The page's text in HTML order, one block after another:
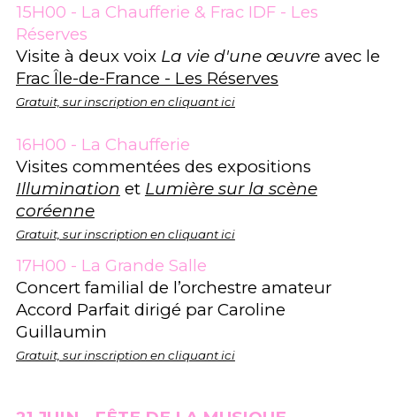
15H00 - La Chaufferie & Frac IDF - Les
Réserves
Visite à deux voix La vie d'une œuvreavec le
Frac Île-de-France - Les Réserves
Gratuit, sur inscription en cliquant ici
16H00 - La Chaufferie
Visites commentées des expositions
Illumination et Lumière sur la scène
coréenne
Gratuit, sur inscription en cliquant ici
17H00 - La Grande Salle
Concert familial de l’orchestre amateur
Accord Parfait dirigé par Caroline
Guillaumin
Gratuit, sur inscription en cliquant ici